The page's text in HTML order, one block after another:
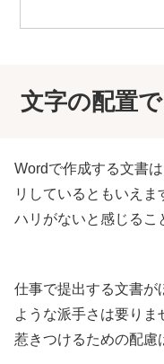
文字の配置
Wordで作成する文書
リしているともいえま
ハリがないと感じるこ
仕事で提出する文書が
ような派手さは要り
惹きつけるための配慮